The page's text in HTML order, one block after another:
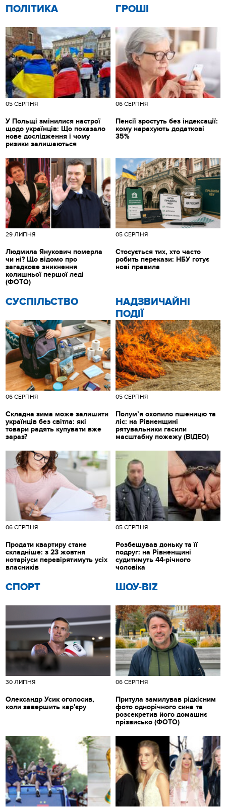
ПОЛІТИКА
05 СЕРПНЯ
У Польщі змінилися настрої
щодо українців: Що показало
нове дослідження і чому
ризики залишаються
ГРОШІ
06 СЕРПНЯ
Пенсії зростуть без індексації:
кому нарахують додаткові
35%
CУСПІЛЬСТВО
06 СЕРПНЯ
Складна зима може залишити
українців без світла: які
товари радять купувати вже
зараз?
НАДЗВИЧАЙНІ
ПОДІЇ
05 СЕРПНЯ
Полум’я охопило пшеницю та
ліс: на Рівненщині
рятувальники гасили
масштабну пожежу (ВІДЕО)
СПОРТ
30 ЛИПНЯ
Олександр Усик оголосив,
коли завершить кар'єру
ШОУ-BIZ
06 СЕРПНЯ
Притула замилував рідкісним
фото однорічного сина та
розсекретив його домашнє
прізвисько (ФОТО)
29 ЛИПНЯ
Людмила Янукович померла
чи ні? Що відомо про
загадкове зникнення
колишньої першої леді
(ФОТО)
05 СЕРПНЯ
Стосується тих, хто часто
робить перекази: НБУ готує
нові правила
06 СЕРПНЯ
Продати квартиру стане
складніше: з 23 жовтня
нотаріуси перевірятимуть усіх
власників
05 СЕРПНЯ
Розбещував доньку та її
подруг: на Рівненщині
судитимуть 44-річного
чоловіка